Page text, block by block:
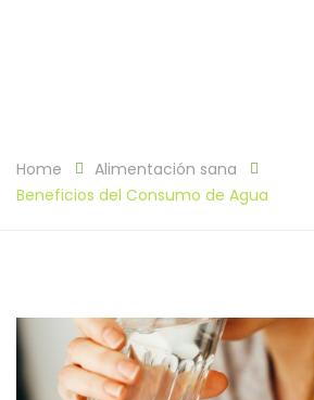
Home
Alimentación sana
Beneficios del Consumo de Agua